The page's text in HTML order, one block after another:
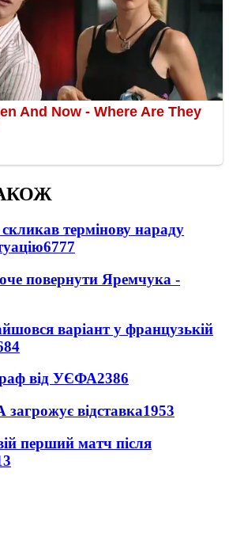
термінову нараду
6777
повернути Яремчука -
варіант у французькій
від УЄФА2386
відставка1953
перший матч після